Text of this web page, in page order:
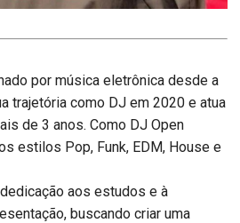
por música eletrônica desde a
trajetória como DJ em 2020 e atua
de 3 anos. Como DJ Open
estilos Pop, Funk, EDM, House e
aos estudos e à
buscando criar uma